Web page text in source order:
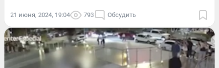
21 июня, 2024, 19:04 793 Обсудить